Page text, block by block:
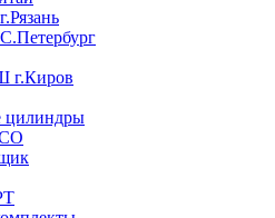
цилиндры